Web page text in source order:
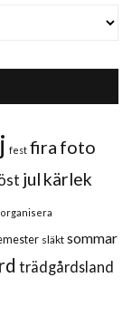
fest fira foto
jul kärlek
organisera
släkt sommar
trädgårdsland